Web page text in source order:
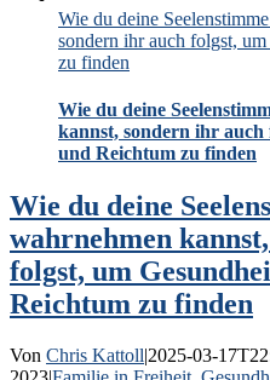
Wie du deine
sondern ihr auch folgst,
zu finden
Wie du deine
kannst, sondern ihr auch
und Reichtum zu finden
Wie du deine
wahrnehmen
folgst, um
Reichtum zu finden
Von Chris Kattoll|2025-03-